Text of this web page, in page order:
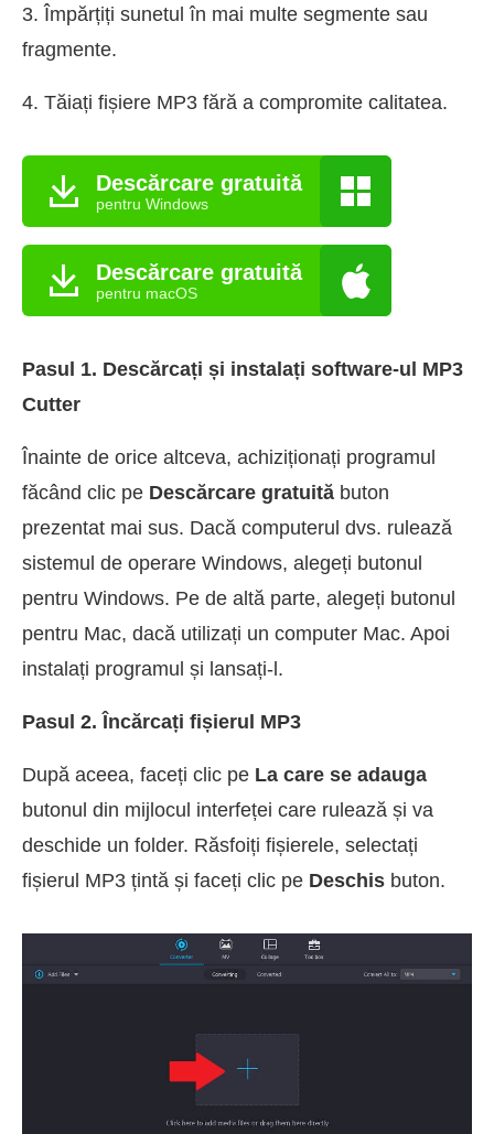
3. Împărțiți sunetul în mai multe segmente sau
fragmente.
4. Tăiați fișiere MP3 fără a compromite calitatea.
Descărcare gratuită
pentru Windows
Descărcare gratuită
pentru macOS
Pasul 1. Descărcați și instalați software-ul MP3
Cutter
Înainte de orice altceva, achiziționați programul
făcând clic pe Descărcare gratuită buton
prezentat mai sus. Dacă computerul dvs. rulează
sistemul de operare Windows, alegeți butonul
pentru Windows. Pe de altă parte, alegeți butonul
pentru Mac, dacă utilizați un computer Mac. Apoi
instalați programul și lansați-l.
Pasul 2. Încărcați fișierul MP3
După aceea, faceți clic pe La care se adauga
butonul din mijlocul interfeței care rulează și va
deschide un folder. Răsfoiți fișierele, selectați
fișierul MP3 țintă și faceți clic pe Deschis buton.